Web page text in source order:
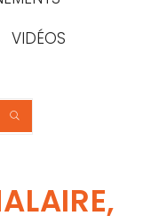
VIDÉOS